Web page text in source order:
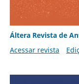
Áltera Revista de
Acessar revista